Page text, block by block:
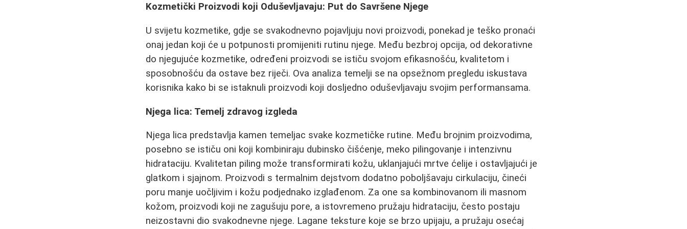
Kozmetički Proizvodi koji Oduševljavaju: Put do Savršene Njege
U svijetu kozmetike, gdje se svakodnevno pojavljuju novi proizvodi, ponekad je teško pronaći
onaj jedan koji će u potpunosti promijeniti rutinu njege. Među bezbroj opcija, od dekorativne
do njegujuće kozmetike, određeni proizvodi se ističu svojom efikasnošću, kvalitetom i
sposobnošću da ostave bez riječi. Ova analiza temelji se na opsežnom pregledu iskustava
korisnika kako bi se istaknuli proizvodi koji dosljedno oduševljavaju svojim performansama.
Njega lica: Temelj zdravog izgleda
Njega lica predstavlja kamen temeljac svake kozmetičke rutine. Među brojnim proizvodima,
posebno se ističu oni koji kombiniraju dubinsko čišćenje, meko pilingovanje i intenzivnu
hidrataciju. Kvalitetan piling može transformirati kožu, uklanjajući mrtve ćelije i ostavljajući je
glatkom i sjajnom. Proizvodi s termalnim dejstvom dodatno poboljšavaju cirkulaciju, čineći
poru manje uočljivim i kožu podjednako izglađenom. Za one sa kombinovanom ili masnom
kožom, proizvodi koji ne zagušuju pore, a istovremeno pružaju hidrataciju, često postaju
neizostavni dio svakodnevne njege. Lagane teksture koje se brzo upijaju, a pružaju osećaj